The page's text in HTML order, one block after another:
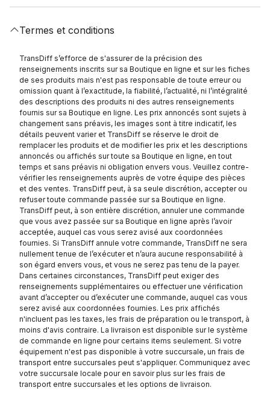
Termes et conditions
TransDiff s’efforce de s'assurer de la précision des
renseignements inscrits sur sa Boutique en ligne et sur les fiches
de ses produits mais n'est pas responsable de toute erreur ou
omission quant à l’exactitude, la fiabilité, l’actualité, ni l’intégralité
des descriptions des produits ni des autres renseignements
fournis sur sa Boutique en ligne. Les prix annoncés sont sujets à
changement sans préavis, les images sont à titre indicatif, les
détails peuvent varier et TransDiff se réserve le droit de
remplacer les produits et de modifier les prix et les descriptions
annoncés ou affichés sur toute sa Boutique en ligne, en tout
temps et sans préavis ni obligation envers vous. Veuillez contre-
vérifier les renseignements auprès de votre équipe des pièces
et des ventes. TransDiff peut, à sa seule discrétion, accepter ou
refuser toute commande passée sur sa Boutique en ligne.
TransDiff peut, à son entière discrétion, annuler une commande
que vous avez passée sur sa Boutique en ligne après l’avoir
acceptée, auquel cas vous serez avisé aux coordonnées
fournies. Si TransDiff annule votre commande, TransDiff ne sera
nullement tenue de l’exécuter et n’aura aucune responsabilité à
son égard envers vous, et vous ne serez pas tenu de la payer.
Dans certaines circonstances, TransDiff peut exiger des
renseignements supplémentaires ou effectuer une vérification
avant d’accepter ou d’exécuter une commande, auquel cas vous
serez avisé aux coordonnées fournies. Les prix affichés
n'incluent pas les taxes, les frais de préparation ou le transport, à
moins d'avis contraire. La livraison est disponible sur le système
de commande en ligne pour certains items seulement. Si votre
équipement n'est pas disponible à votre succursale, un frais de
transport entre succursales peut s'appliquer. Communiquez avec
votre succursale locale pour en savoir plus sur les frais de
transport entre succursales et les options de livraison.